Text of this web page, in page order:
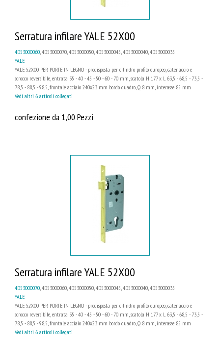
Serratura infilare YALE 52X00
4D53000060, 4D53000070, 4D53000050, 4D53000045, 4D53000040, 4D53000035
YALE
YALE 52X00 PER PORTE IN LEGNO - predisposta per cilindro profilo europeo, catenaccio e
scrocco reversibile, entrata 35 - 40 - 45 - 50 - 60 - 70 mm, scatola H 177 x L 63,5 - 68,5 - 73,5 -
78,5 - 88,5 - 98,5, frontale acciaio 240x23 mm bordo quadro, Q 8 mm, interasse 85 mm
Vedi altri 6 articoli collegati
confezione da 1,00 Pezzi
Serratura infilare YALE 52X00
4D53000070 , 4D53000060, 4D53000050, 4D53000045, 4D53000040, 4D53000035
YALE
YALE 52X00 PER PORTE IN LEGNO - predisposta per cilindro profilo europeo, catenaccio e
scrocco reversibile, entrata 35 - 40 - 45 - 50 - 60 - 70 mm, scatola H 177 x L 63,5 - 68,5 - 73,5 -
78,5 - 88,5 - 98,5, frontale acciaio 240x23 mm bordo quadro, Q 8 mm, interasse 85 mm
Vedi altri 6 articoli collegati